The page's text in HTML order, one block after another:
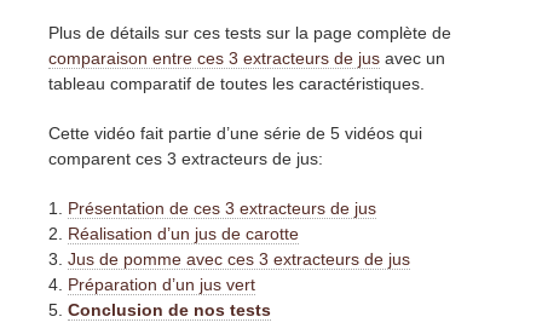
Plus de détails sur ces tests sur la page complète de
comparaison entre ces 3 extracteurs de jus avec un
tableau comparatif de toutes les caractéristiques.
Cette vidéo fait partie d’une série de 5 vidéos qui
comparent ces 3 extracteurs de jus:
Présentation de ces 3 extracteurs de jus
Réalisation d’un jus de carotte
Jus de pomme avec ces 3 extracteurs de jus
Préparation d’un jus vert
Conclusion de nos tests